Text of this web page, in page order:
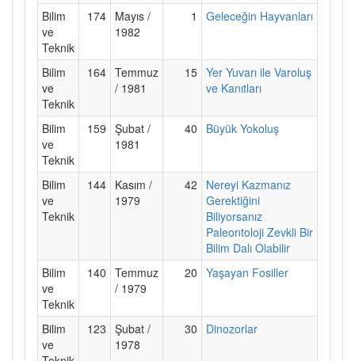
Bilim
ve
Teknik
174 Mayıs /
1982
1 Geleceğin Hayvanları
Bilim
ve
Teknik
164 Temmuz
/ 1981
15 Yer Yuvarı ile Varoluş
ve Kanıtları
Bilim
ve
Teknik
159 Şubat /
1981
40 Büyük Yokoluş
Bilim
ve
Teknik
144 Kasım /
1979
42
Nereyi Kazmanız
Gerektiğini
Biliyorsanız
Paleontoloji Zevkli Bir
Bilim Dalı Olabilir
Bilim
ve
Teknik
140 Temmuz
/ 1979
20 Yaşayan Fosiller
Bilim
ve
123 Şubat /
1978
30 Dinozorlar